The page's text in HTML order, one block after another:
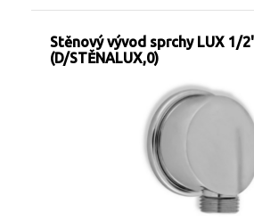
Stěnový vývod sprchy LUX 1/
(D/STĚNALUX,0)